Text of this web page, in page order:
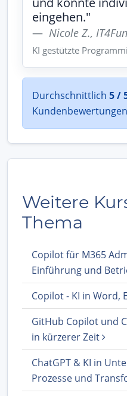
eingehen."
Nicole Z.,
KI gestützte
Durchschnittlich 5 /
Kundenbewertungen
Weitere
Thema
Copilot für M365
Einführung und
Copilot - KI in Word,
GitHub Copilot und
in kürzerer Zeit
ChatGPT & KI in
Prozesse und